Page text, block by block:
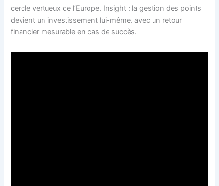
cercle vertueux de l’Europe. Insight : la gestion des points
devient un investissement lui-même, avec un retour
financier mesurable en cas de succès.